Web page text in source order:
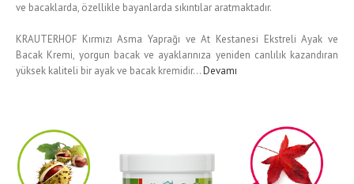
ve bacaklarda, özellikle bayanlarda sıkıntılar aratmaktadır.
KRAUTERHOF Kırmızı Asma Yaprağı ve At Kestanesi Ekstreli Ayak ve
Bacak Kremi, yorgun bacak ve ayaklarınıza yeniden canlılık kazandıran
yüksek kaliteli bir ayak ve bacak kremidir…Devamı